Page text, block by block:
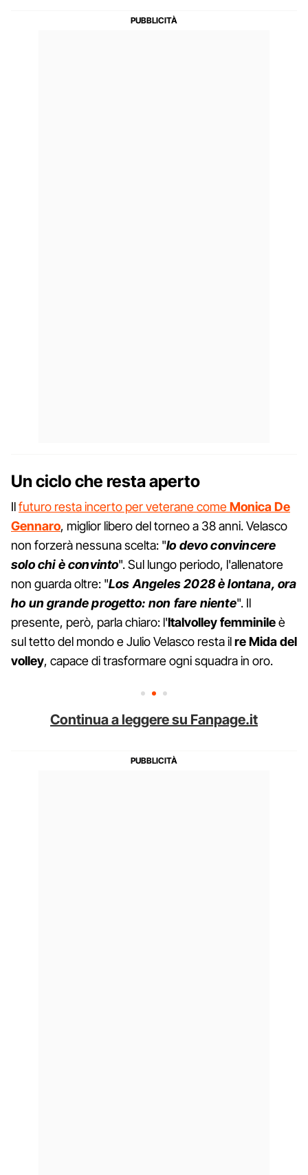
Un ciclo che resta aperto
Ilfuturo resta incerto per veterane comeMonica De
Gennaro, miglior libero del torneo a 38 anni. Velasco
non forzerà nessuna scelta: "Io devo convincere
solo chi è convinto". Sul lungo periodo, l'allenatore
non guarda oltre: "Los Angeles 2028 è lontana, ora
ho un grande progetto: non fare niente". Il
presente, però, parla chiaro: l'Italvolley femminileè
sul tetto del mondo e Julio Velasco resta ilre Mida del
volley, capace di trasformare ogni squadra in oro.
Continua a leggere su Fanpage.it